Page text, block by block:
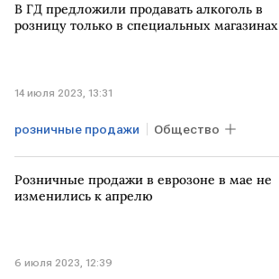
В ГД предложили продавать алкоголь в
розницу только в специальных магазинах
14 июля 2023, 13:31
розничные продажи Общество
Потребрынок Здоровье Бизнес
РОССИЯ Госдума
Розничные продажи в еврозоне в мае не
изменились к апрелю
6 июля 2023, 12:39